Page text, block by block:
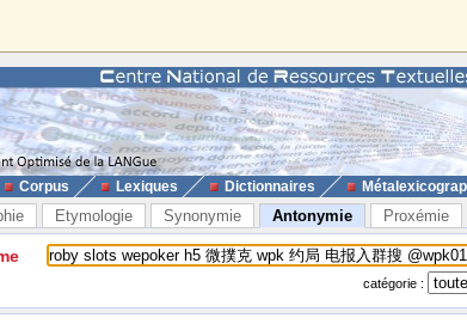
Corpus Lexiques Dictionnaires
Etymologie Synonymie Antonymie Proxémie
catégorie :